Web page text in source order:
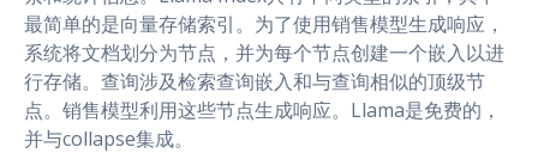
最简单的是向量存储索引。为了使用销售模型生成响应，
系统将文档划分为节点，并为每个节点创建一个嵌入以进
行存储。查询涉及检索查询嵌入和与查询相似的顶级节
点。销售模型利用这些节点生成响应。Llama是免费的，
并与collapse集成。